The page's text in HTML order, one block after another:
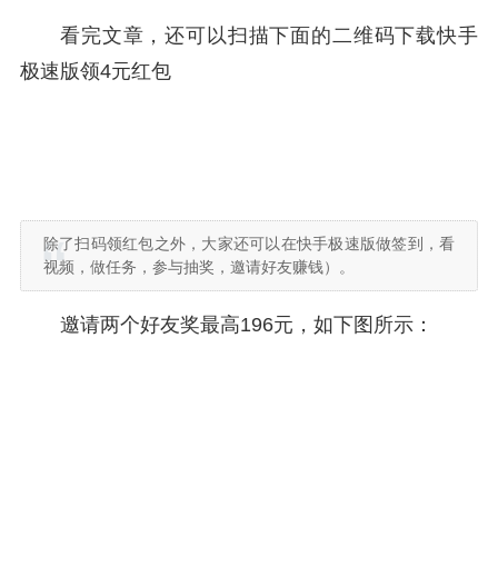
看完文章，还可以扫描下面的二维码下载快手
极速版领4元红包
除了扫码领红包之外，大家还可以在快手极速版做签到，看
视频，做任务，参与抽奖，邀请好友赚钱）。
邀请两个好友奖最高196元，如下图所示：